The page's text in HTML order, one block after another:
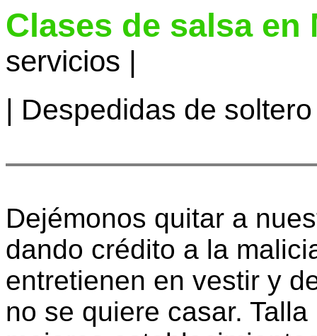
Clases de salsa en
servicios |
Despedidas de soltero
Dejémonos quitar a
dando crédito a la
entretienen en vestir y
no se quiere casar.